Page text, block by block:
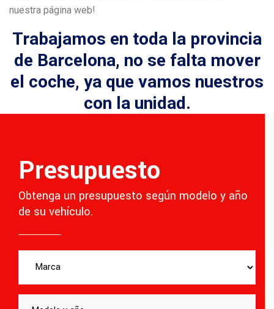
nuestra página web!
Trabajamos en toda la provincia
de Barcelona, no se falta mover
el coche, ya que vamos nuestros
con la unidad.
Presupuesto
Obtenga un presupuesto según modelo y año
de su vehículo.